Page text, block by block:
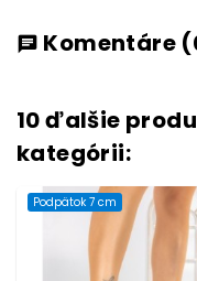
chat Komentáre
10 ďalšie
kategórii:
Podpätok 7 cm